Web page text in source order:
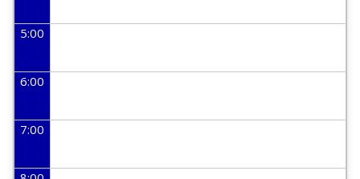
5:00
6:00
7:00